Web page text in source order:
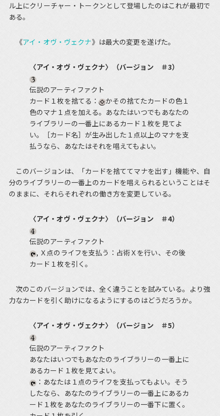
ル上にクリーチャー・トークンとして登場したのはこれが最初で
ある。
《アイ・オヴ・ヴェクナ》は最大の変更を遂げた。
〈アイ・オヴ・ヴェクナ〉（バージョン ＃3）
伝説のアーティファクト
カード１枚を捨てる：
かその捨てたカードの色１
色のマナ１点を加える。あなたはいつでもあなたの
ライブラリーの一番上にあるカード１枚を見てよ
い。［カード名］が生み出した１点以上のマナを支
払うなら、あなたはそれを唱えてもよい。
このバージョンは、「カードを捨ててマナを出す」機能や、自
分のライブラリーの一番上のカードを唱えられるということはそ
のままに、それらそれぞれの働き方を変更している。
〈アイ・オヴ・ヴェクナ〉（バージョン ＃4）
伝説のアーティファクト
, Ｘ点のライフを支払う：占術Ｘを行い、その後
カード１枚を引く。
次のこのバージョンでは、全く違うことを試みている。より強
力なカードを引く助けになるようにするのはどうだろうか。
〈アイ・オヴ・ヴェクナ〉（バージョン ＃5）
伝説のアーティファクト
あなたはいつでもあなたのライブラリーの一番上に
あるカード１枚を見てよい。
：あなたは１点のライフを支払ってもよい。そう
したなら、あなたのライブラリーの一番上にあるカ
ード１枚をあなたのライブラリーの一番下に置く。